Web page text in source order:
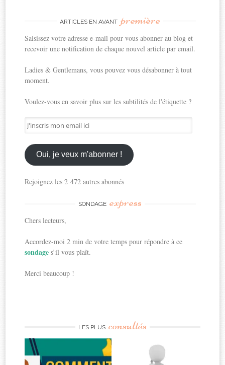
ARTICLES EN AVANT première
Saisissez votre adresse e-mail pour vous abonner au blog et
recevoir une notification de chaque nouvel article par email.
Ladies & Gentlemans, vous pouvez vous désabonner à tout
moment.
Voulez-vous en savoir plus sur les subtilités de l'étiquette ?
J'inscris
mon
email
ici
Oui, je veux m'abonner !
Rejoignez les 2 472 autres abonnés
SONDAGE express
Chers lecteurs,
Accordez-moi 2 min de votre temps pour répondre à ce
sondages’il vous plaît.
Merci beaucoup !
LES PLUS consultés